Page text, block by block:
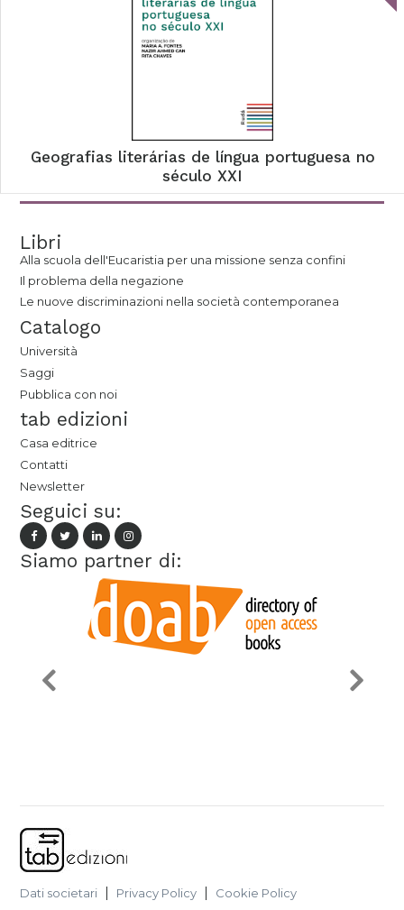
Geografias literárias de língua portuguesa no
século XXI
Libri
Alla scuola dell'Eucaristia per una missione senza confini
Il problema della negazione
Le nuove discriminazioni nella società contemporanea
Catalogo
Università
Saggi
Pubblica con noi
tab edizioni
Casa editrice
Contatti
Newsletter
Seguici su:
Siamo partner di:
Dati societari Privacy Policy Cookie Policy